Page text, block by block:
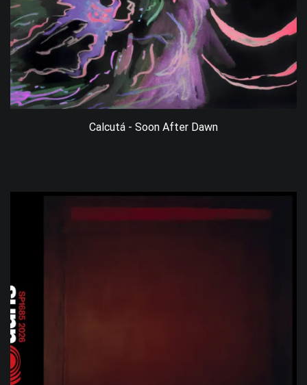
Calcutá - Soon After Dawn